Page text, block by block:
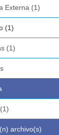
Externa (1)
(1)
(1)
archivo(s)